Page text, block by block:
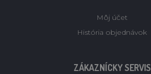
Môj účet
História objednávok
ZÁKAZNÍCKY SERVIS